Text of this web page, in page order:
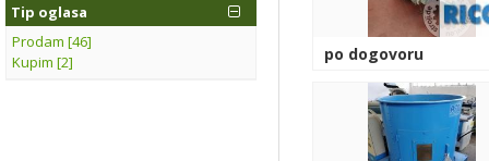
Tip oglasa
Prodam [46]
Kupim [2]
po dogovoru